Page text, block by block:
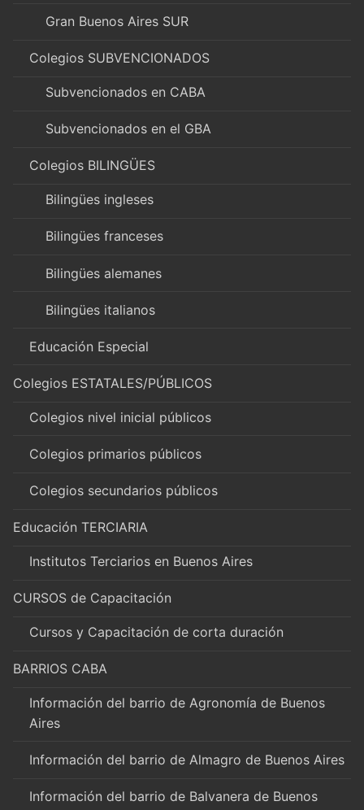
Gran Buenos Aires SUR
Colegios SUBVENCIONADOS
Subvencionados en CABA
Subvencionados en el GBA
Colegios BILINGÜES
Bilingües ingleses
Bilingües franceses
Bilingües alemanes
Bilingües italianos
Educación Especial
Colegios ESTATALES/PÚBLICOS
Colegios nivel inicial públicos
Colegios primarios públicos
Colegios secundarios públicos
Educación TERCIARIA
Institutos Terciarios en Buenos Aires
CURSOS de Capacitación
Cursos y Capacitación de corta duración
BARRIOS CABA
Información del barrio de Agronomía de Buenos
Aires
Información del barrio de Almagro de Buenos Aires
Información del barrio de Balvanera de Buenos